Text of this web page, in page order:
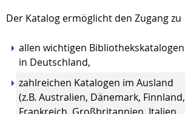
Der Katalog ermöglicht den Zugang zu
allen wichtigen Bibliothekskatalogen
in Deutschland,
zahlreichen Katalogen im Ausland
(z.B. Australien, Dänemark, Finnland,
Frankreich, Großbritannien, Italien,